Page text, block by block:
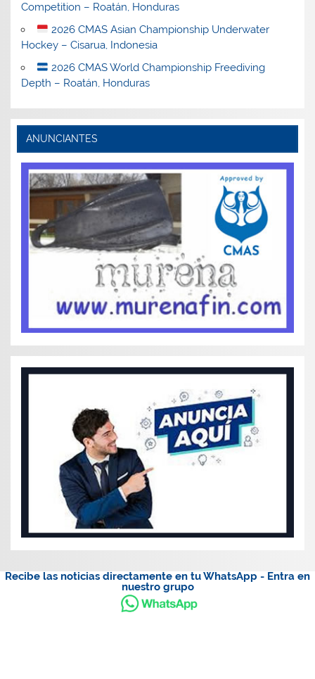
Competition – Roatán, Honduras
2026 CMAS Asian Championship Underwater
Hockey – Cisarua, Indonesia
2026 CMAS World Championship Freediving
Depth – Roatán, Honduras
ANUNCIANTES
Recibe las noticias directamente en tu WhatsApp - Entra en
nuestro grupo